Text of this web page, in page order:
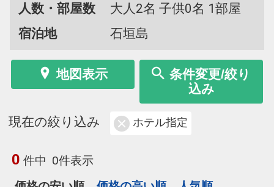
人数・部屋数
大人2名 子供0名 1部屋
宿泊地
石垣島
地図表示
条件変更/絞り
込み
現在の絞り込み ホテル指定
0 件中 0件表示